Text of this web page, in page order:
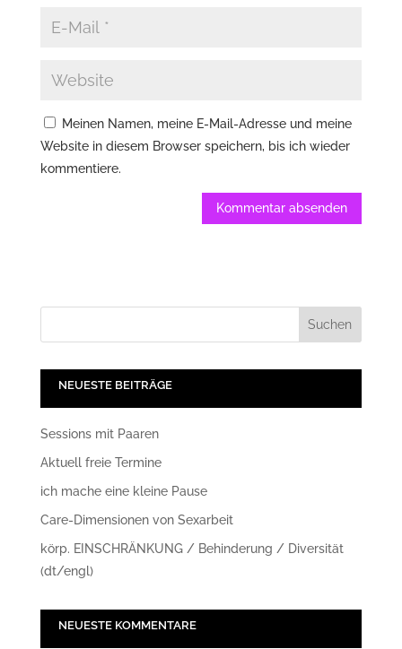
Meinen Namen, meine E-Mail-Adresse und meine
Website in diesem Browser speichern, bis ich wieder
kommentiere.
NEUESTE BEITRÄGE
Sessions mit Paaren
Aktuell freie Termine
ich mache eine kleine Pause
Care-Dimensionen von Sexarbeit
körp. EINSCHRÄNKUNG / Behinderung / Diversität
(dt/engl)
NEUESTE KOMMENTARE